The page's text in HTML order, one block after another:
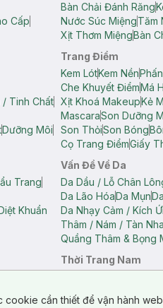
Cấp
Bàn Chải Đánh Răng
Nước Súc MiệngTăm
Xịt Thơm MiệngBàn
/ Tinh Chất
Dưỡng Môi
Trang Điểm
Kem LótKem Nền
Che Khuyết ĐiểmMá
Xịt Khoá MakeupKẻ
MascaraSon Dưỡng
Son ThỏiSon Bóng
Cọ Trang ĐiểmGiấy
Trang
Khuẩn
Vấn Đề Về Da
Da Dầu / Lỗ Chân
Da Lão HóaDa Mụn
Da Nhạy Cảm / Kích
Thâm / Nám / Tàn
Quầng Thâm & Bọng
Thời Trang Nam
cần thiết để vận hành